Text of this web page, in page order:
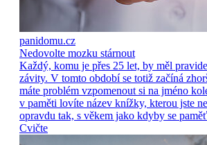
panidomu.cz
Nedovolte mozku stárnout
Každý, komu je přes 25 let, by měl
závity. V tomto období se totiž začíná
máte problém vzpomenout si na jméno
v paměti lovíte název knížky, kterou jste
opravdu tak, s věkem jako kdyby se
Cvičte